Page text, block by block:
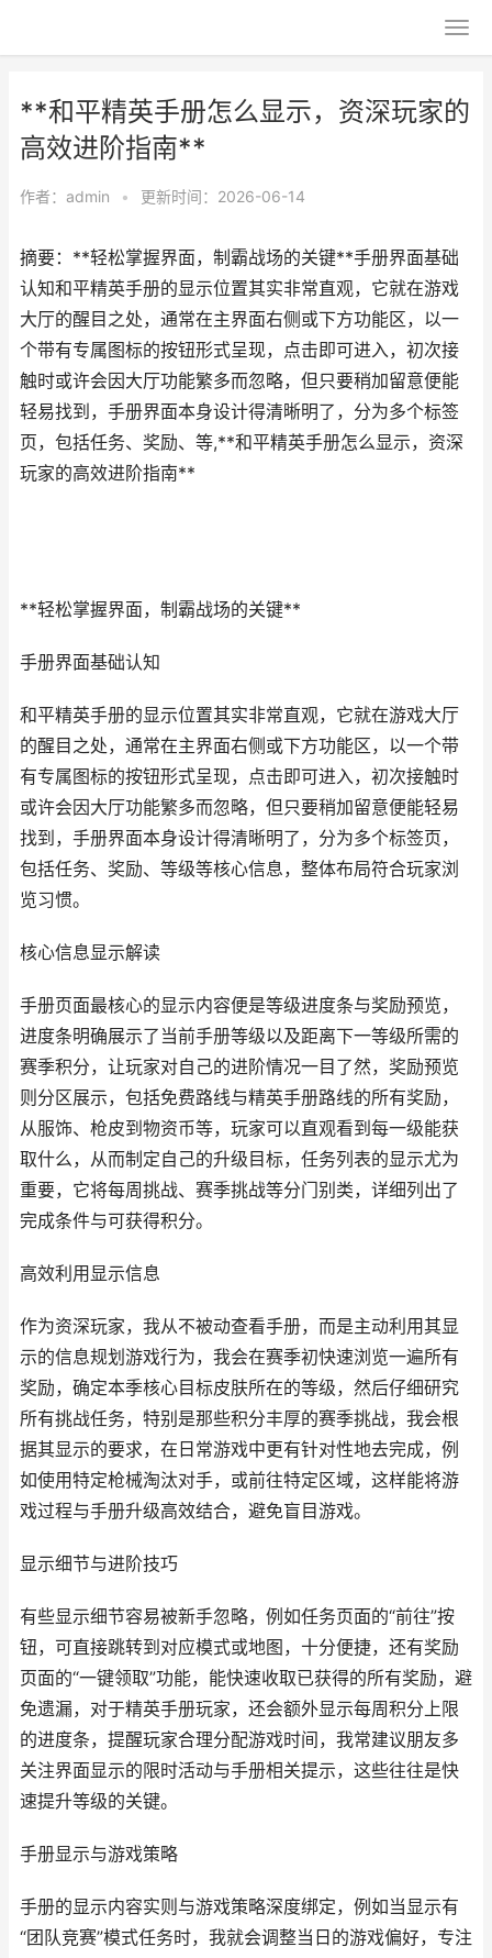
**和平精英手册怎么显示，资深玩家的
高效进阶指南**
作者： admin • 更新时间：2026-06-14
摘要：**轻松掌握界面，制霸战场的关键**手册界面基础
认知和平精英手册的显示位置其实非常直观，它就在游戏
大厅的醒目之处，通常在主界面右侧或下方功能区，以一
个带有专属图标的按钮形式呈现，点击即可进入，初次接
触时或许会因大厅功能繁多而忽略，但只要稍加留意便能
轻易找到，手册界面本身设计得清晰明了，分为多个标签
页，包括任务、奖励、等,**和平精英手册怎么显示，资深
玩家的高效进阶指南**
**轻松掌握界面，制霸战场的关键**
手册界面基础认知
和平精英手册的显示位置其实非常直观，它就在游戏大厅
的醒目之处，通常在主界面右侧或下方功能区，以一个带
有专属图标的按钮形式呈现，点击即可进入，初次接触时
或许会因大厅功能繁多而忽略，但只要稍加留意便能轻易
找到，手册界面本身设计得清晰明了，分为多个标签页，
包括任务、奖励、等级等核心信息，整体布局符合玩家浏
览习惯。
核心信息显示解读
手册页面最核心的显示内容便是等级进度条与奖励预览，
进度条明确展示了当前手册等级以及距离下一等级所需的
赛季积分，让玩家对自己的进阶情况一目了然，奖励预览
则分区展示，包括免费路线与精英手册路线的所有奖励，
从服饰、枪皮到物资币等，玩家可以直观看到每一级能获
取什么，从而制定自己的升级目标，任务列表的显示尤为
重要，它将每周挑战、赛季挑战等分门别类，详细列出了
完成条件与可获得积分。
高效利用显示信息
作为资深玩家，我从不被动查看手册，而是主动利用其显
示的信息规划游戏行为，我会在赛季初快速浏览一遍所有
奖励，确定本季核心目标皮肤所在的等级，然后仔细研究
所有挑战任务，特别是那些积分丰厚的赛季挑战，我会根
据其显示的要求，在日常游戏中更有针对性地去完成，例
如使用特定枪械淘汰对手，或前往特定区域，这样能将游
戏过程与手册升级高效结合，避免盲目游戏。
显示细节与进阶技巧
有些显示细节容易被新手忽略，例如任务页面的“前往”按
钮，可直接跳转到对应模式或地图，十分便捷，还有奖励
页面的“一键领取”功能，能快速收取已获得的所有奖励，避
免遗漏，对于精英手册玩家，还会额外显示每周积分上限
的进度条，提醒玩家合理分配游戏时间，我常建议朋友多
关注界面显示的限时活动与手册相关提示，这些往往是快
速提升等级的关键。
手册显示与游戏策略
手册的显示内容实则与游戏策略深度绑定，例如当显示有
“团队竞赛”模式任务时，我就会调整当日的游戏偏好，专注